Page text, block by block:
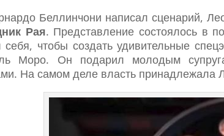
Беллинчони написал сценарий,
Рая. Представление состоялось в
чтобы создать удивительные
Моро. Он подарил молодым
На самом деле власть принадлежала